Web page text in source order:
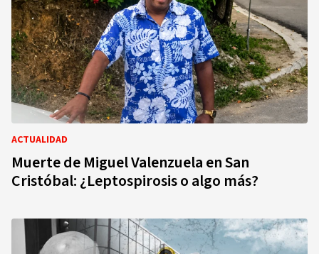
ACTUALIDAD
Muerte de Miguel Valenzuela en San
Cristóbal: ¿Leptospirosis o algo más?